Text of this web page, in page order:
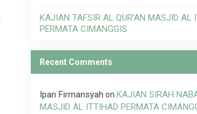
KAJIAN TAFSIR AL QUR’AN MASJID AL
PERMATA CIMANGGIS
Recent Comments
Ipan Firmansyah on KAJIAN SIRAH
MASJID AL ITTIHAD PERMATA